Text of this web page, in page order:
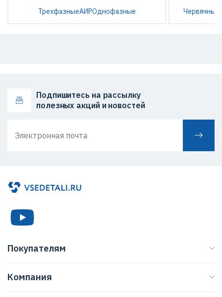
ТрехфазныеАИРОднофазные Червячные
Подпишитесь на рассылку
полезных акций и новостей
Бренды
Покупателям
Компания